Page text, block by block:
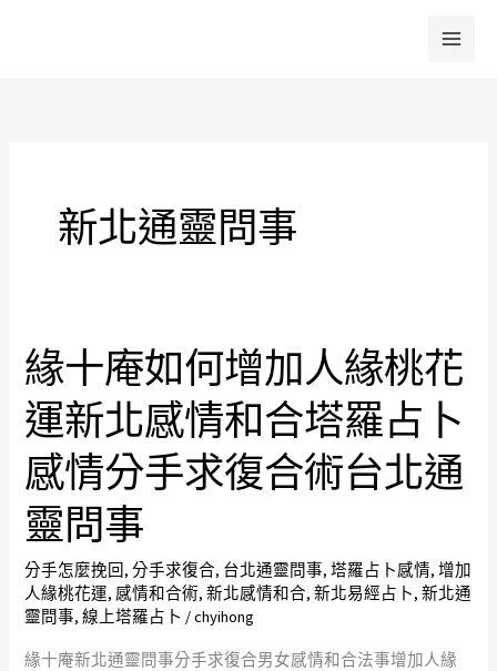
新北通靈問事
緣十庵如何增加人緣桃花
運新北感情和合塔羅占卜
感情分手求復合術台北通
靈問事
分手怎麼挽回,分手求復合, 台北通靈問事,塔羅占卜感情,增加
人緣桃花運, 感情和合術,新北感情和合,新北易經占卜,新北通
靈問事,線上塔羅占卜 /chyihong
緣十庵新北通靈問事分手求復合男女感情和合法事增加人緣
緣
十
庵
何
增
加
人
緣
桃
花